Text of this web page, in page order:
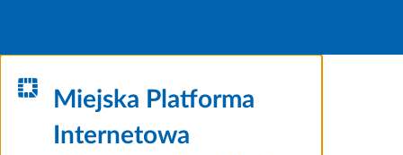
Miejska Platforma
Internetowa